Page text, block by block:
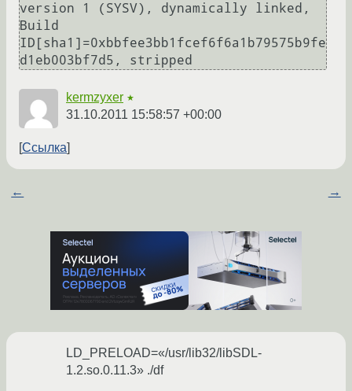
version 1 (SYSV), dynamically linked,
Build
ID[sha1]=0xbbfee3bb1fcef6f6a1b79575b9fe
d1eb003bf7d5, stripped
kermzyxer ★
31.10.2011 15:58:57 +00:00
Ссылка
← →
LD_PRELOAD=«/usr/lib32/libSDL-
1.2.so.0.11.3» ./df